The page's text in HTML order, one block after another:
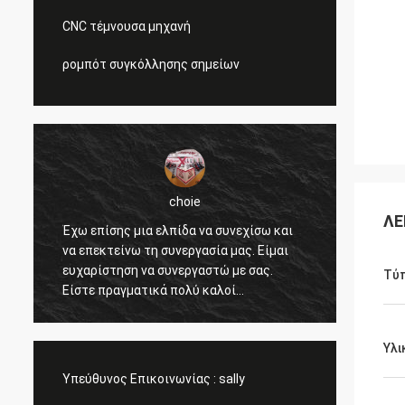
CNC τέμνουσα μηχανή
ρομπότ συγκόλλησης σημείων
choie
Έχω επίσης μια ελπίδα να συνεχίσω και
να επεκτείνω τη συνεργασία μας. Είμαι
ευχαρίστηση να συνεργαστώ με σας.
Είστε πραγματικά πολύ καλοί
επαγγελματικοί και μας υποστηρίζετε
πράγμα.
και η
Υπεύθυνος Επικοινωνίας : sally